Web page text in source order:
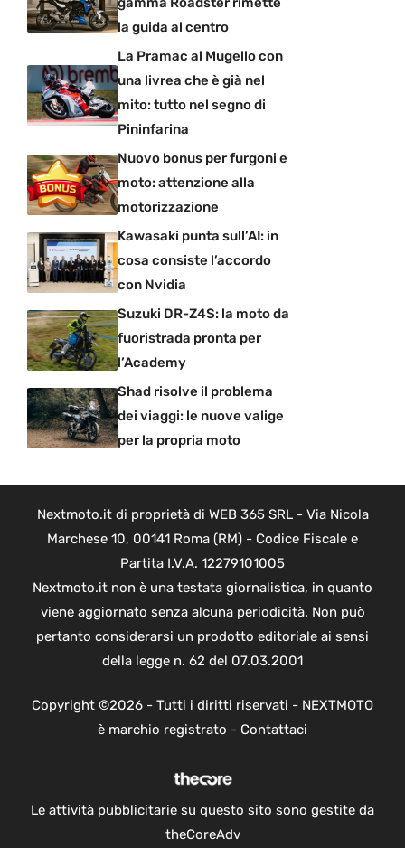
la guida al centro
La Pramac al Mugello con
una livrea che è già nel
mito: tutto nel segno di
Pininfarina
Nuovo bonus per furgoni e
moto: attenzione alla
motorizzazione
Kawasaki punta sull’AI: in
cosa consiste l’accordo
con Nvidia
Suzuki DR-Z4S: la moto da
fuoristrada pronta per
l’Academy
Shad risolve il problema
dei viaggi: le nuove valige
per la propria moto
Nextmoto.it di proprietà di WEB 365 SRL - Via Nicola
Marchese 10, 00141 Roma (RM) - Codice Fiscale e
Partita I.V.A. 12279101005
Nextmoto.it non è una testata giornalistica, in quanto
viene aggiornato senza alcuna periodicità. Non può
pertanto considerarsi un prodotto editoriale ai sensi
della legge n. 62 del 07.03.2001
Copyright ©2026 - Tutti i diritti riservati - NEXTMOTO
è marchio registrato - Contattaci
Le attività pubblicitarie su questo sito sono gestite da
theCoreAdv